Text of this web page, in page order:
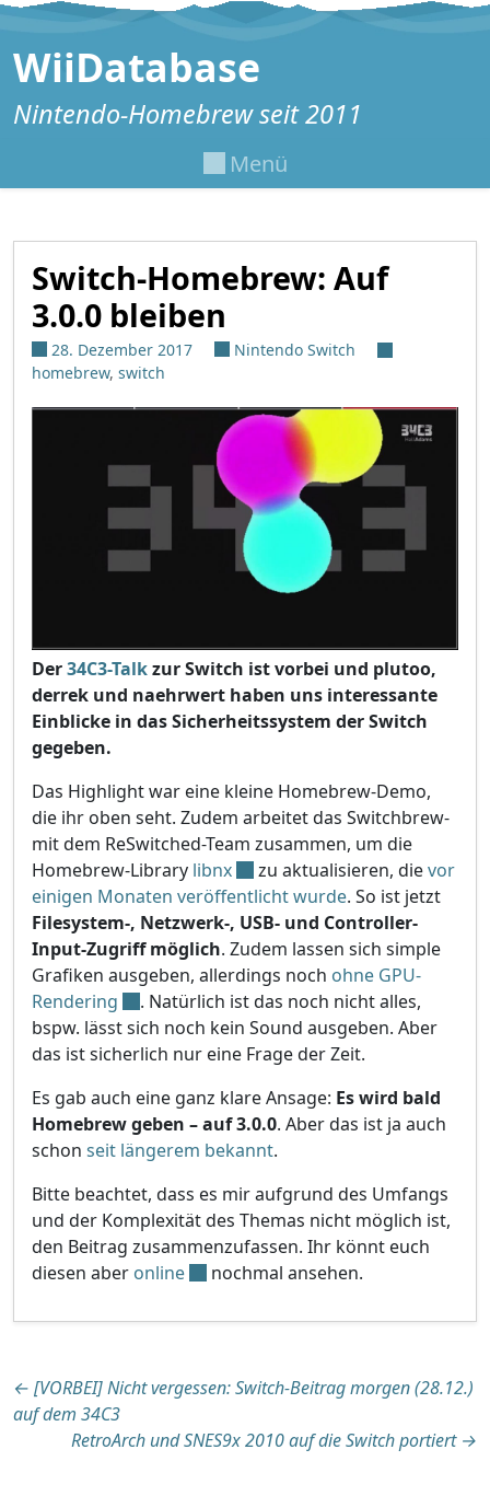
Zum Inhalt springen
WiiDatabase
Nintendo-Homebrew seit 2011
Menü
Switch-Homebrew: Auf
3.0.0 bleiben
28. Dezember 2017
Nintendo Switch
homebrew, switch
Der34C3-Talkzur Switch ist vorbei und plutoo,
derrek und naehrwert haben uns interessante
Einblicke in das Sicherheitssystem der Switch
gegeben.
Das Highlight war eine kleine Homebrew-Demo,
die ihr oben seht. Zudem arbeitet das Switchbrew-
mit dem ReSwitched-Team zusammen, um die
Homebrew-Library libnx zu aktualisieren, dievor
einigen Monaten veröffentlicht wurde. So ist jetzt
Filesystem-, Netzwerk-, USB- und Controller-
Input-Zugriff möglich. Zudem lassen sich simple
Grafiken ausgeben, allerdings noch ohne GPU-
Rendering
. Natürlich ist das noch nicht alles,
bspw. lässt sich noch kein Sound ausgeben. Aber
das ist sicherlich nur eine Frage der Zeit.
Es gab auch eine ganz klare Ansage: Es wird bald
Homebrew geben – auf 3.0.0. Aber das ist ja auch
schon seit längerem bekannt.
Bitte beachtet, dass es mir aufgrund des Umfangs
und der Komplexität des Themas nicht möglich ist,
den Beitrag zusammenzufassen. Ihr könnt euch
diesen aber online nochmal ansehen.
Beitragsnavigation
← [VORBEI] Nicht vergessen: Switch-Beitrag morgen (28.12.)
auf dem 34C3
RetroArch und SNES9x 2010 auf die Switch portiert →